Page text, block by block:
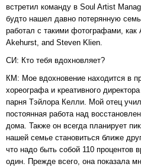
встретил команду в Soul Artist
будто нашел давно потерянную
работал с такими фотографами, как
Akehurst, and Steven Klien.
СИ: Кто тебя вдохновляет?
КМ: Мое вдохновение находится в
хореографа и креативного
парня Тэйлора Келли. Мой отец
постоянная работа над
дома. Также он всегда планирует
нашей семье становиться ближе
что надо быть собой 110
один. Прежде всего, она показала